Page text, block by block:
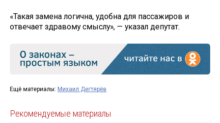
«Такая замена логична, удобна для пассажиров и
отвечает здравому смыслу», — указал депутат.
Ещё материалы: Михаил Дегтярёв
Рекомендуемые материалы